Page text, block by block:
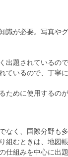
識が必要。写真や
出題されているの
ているので、丁寧
ために使用するの
なく、国際分野も
組むときは、地図
仕組みを中心に出